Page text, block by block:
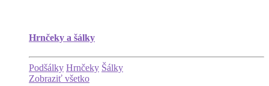
Hrnčeky a šálky
Podšálky Hrnčeky Šálky
Zobraziť všetko